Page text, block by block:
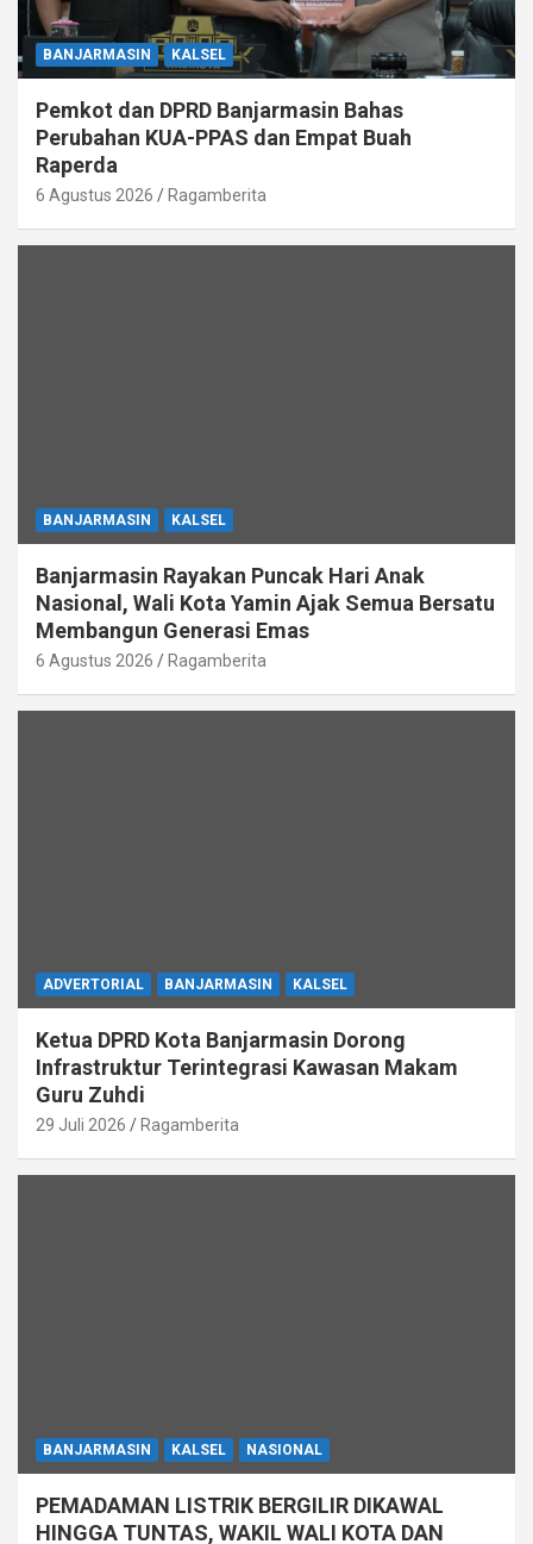
BANJARMASIN KALSEL
Pemkot dan DPRD Banjarmasin Bahas
Perubahan KUA-PPAS dan Empat Buah
Raperda
6 Agustus 2026 Ragamberita
BANJARMASIN KALSEL
Banjarmasin Rayakan Puncak Hari Anak
Nasional, Wali Kota Yamin Ajak Semua Bersatu
Membangun Generasi Emas
6 Agustus 2026 Ragamberita
ADVERTORIAL BANJARMASIN KALSEL
Ketua DPRD Kota Banjarmasin Dorong
Infrastruktur Terintegrasi Kawasan Makam
Guru Zuhdi
29 Juli 2026 Ragamberita
BANJARMASIN KALSEL NASIONAL
PEMADAMAN LISTRIK BERGILIR DIKAWAL
HINGGA TUNTAS, WAKIL WALI KOTA DAN